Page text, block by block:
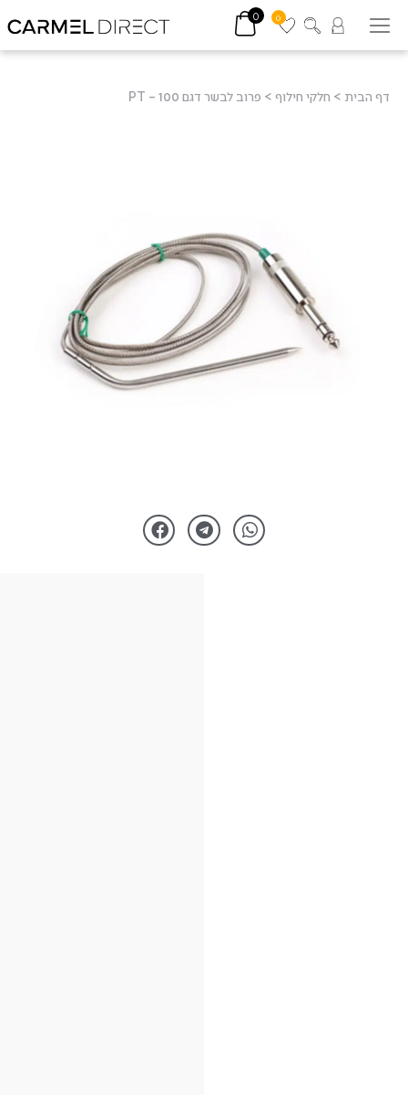
0
0
דף הבית > חלקי חילוף > פרוב לבשר דגם PT – 100